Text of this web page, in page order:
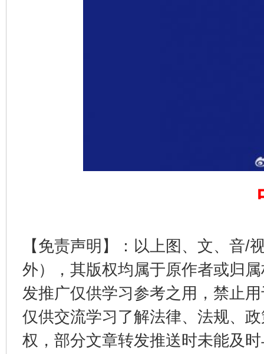
【免责声明】：以上图、文、音/
外），其版权均属于原作者或归
发推广仅供学习参考之用，禁止
仅供交流学习了解法律、法规、
权，部分文章转发推送时未能及
东山县通报“牛蛙产品抗生素超标问题” 法